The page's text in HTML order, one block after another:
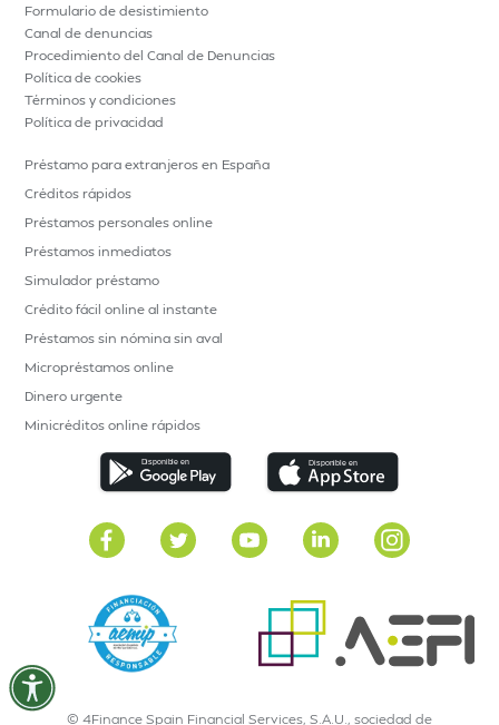
Formulario de desistimiento
Canal de denuncias
Procedimiento del Canal de Denuncias
Política de cookies
Términos y condiciones
Política de privacidad
Préstamo para extranjeros en España
Créditos rápidos
Préstamos personales online
Préstamos inmediatos
Simulador préstamo
Crédito fácil online al instante
Préstamos sin nómina sin aval
Micropréstamos online
Dinero urgente
Minicréditos online rápidos
© 4Finance Spain Financial Services, S.A.U., sociedad de